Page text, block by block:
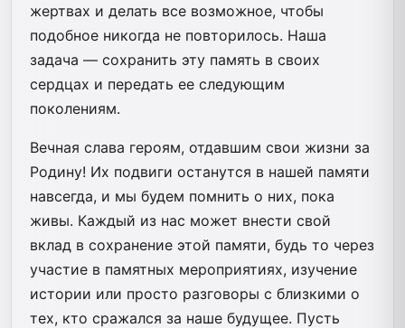
жертвах и делать все возможное, чтобы
подобное никогда не повторилось. Наша
задача — сохранить эту память в своих
сердцах и передать ее следующим
поколениям.
Вечная слава героям, отдавшим свои жизни за
Родину! Их подвиги останутся в нашей памяти
навсегда, и мы будем помнить о них, пока
живы. Каждый из нас может внести свой
вклад в сохранение этой памяти, будь то через
участие в памятных мероприятиях, изучение
истории или просто разговоры с близкими о
тех, кто сражался за наше будущее. Пусть